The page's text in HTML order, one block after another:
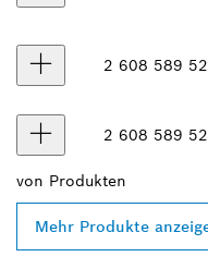
2 608 589
2 608 589
von Produkten
Mehr Produkte